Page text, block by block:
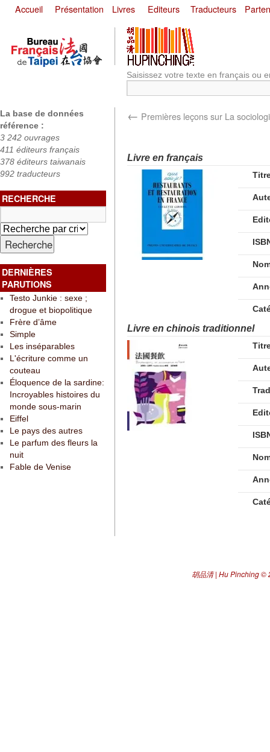
Accueil Présentation Livres Editeurs Traducteurs
Saisissez votre texte en français ou
La base de données
référence :
3 242 ouvrages
411 éditeurs français
378 éditeurs taiwanais
992 traducteurs
RECHERCHE
DERNIÈRES
PARUTIONS
Testo Junkie : sexe ;
drogue et biopolitique
Frère d’âme
Simple
Les inséparables
L'écriture comme un
couteau
Éloquence de la sardine:
Incroyables histoires du
monde sous-marin
Eiffel
Le pays des autres
Le parfum des fleurs la
nuit
Fable de Venise
← Premières leçons sur La
Livre en français
Livre en chinois traditionnel
胡品清 | Hu Pinching©